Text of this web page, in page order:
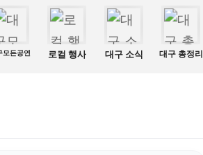
모든공연 로컬 행사 대구 소식 대구 총정리